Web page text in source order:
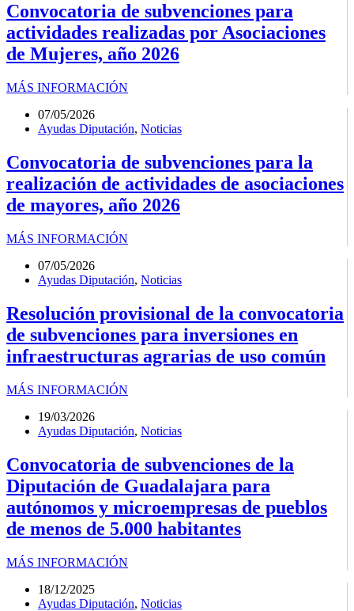
Convocatoria de subvenciones para
actividades realizadas por Asociaciones
de Mujeres, año 2026
MÁS INFORMACIÓN
07/05/2026
Ayudas Diputación, Noticias
Convocatoria de subvenciones para la
realización de actividades de asociaciones
de mayores, año 2026
MÁS INFORMACIÓN
07/05/2026
Ayudas Diputación, Noticias
Resolución provisional de la convocatoria
de subvenciones para inversiones en
infraestructuras agrarias de uso común
MÁS INFORMACIÓN
19/03/2026
Ayudas Diputación, Noticias
Convocatoria de subvenciones de la
Diputación de Guadalajara para
autónomos y microempresas de pueblos
de menos de 5.000 habitantes
MÁS INFORMACIÓN
18/12/2025
Ayudas Diputación, Noticias